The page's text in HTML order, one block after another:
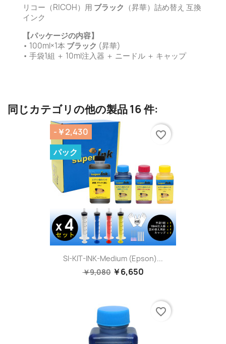
リコー（RICOH）用 ブラック （昇華）詰め替え 互換
インク
【パッケージの内容】
• 100ml×1本 ブラック (昇華)
• 手袋1組 ＋ 10ml注入器 ＋ ニードル ＋ キャップ
同じカテゴリの他の製品 16 件:
SI-KIT-INK-Medium (Epson)...
￥9,080 ￥6,650
-￥2,430
パック
favorite_border
favorite_border